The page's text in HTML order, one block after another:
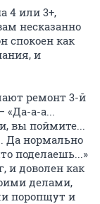
4 или 3+,
несказанно
спокоен как
и
ремонт 3-й
«Да-а-а...
вы поймите...
Да нормально
поделаешь...»
и доволен как
делами,
поропщут и